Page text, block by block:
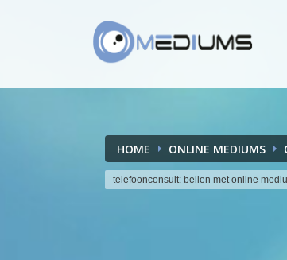
HOME ONLINE MEDIUMS
telefoonconsult: bellen met online